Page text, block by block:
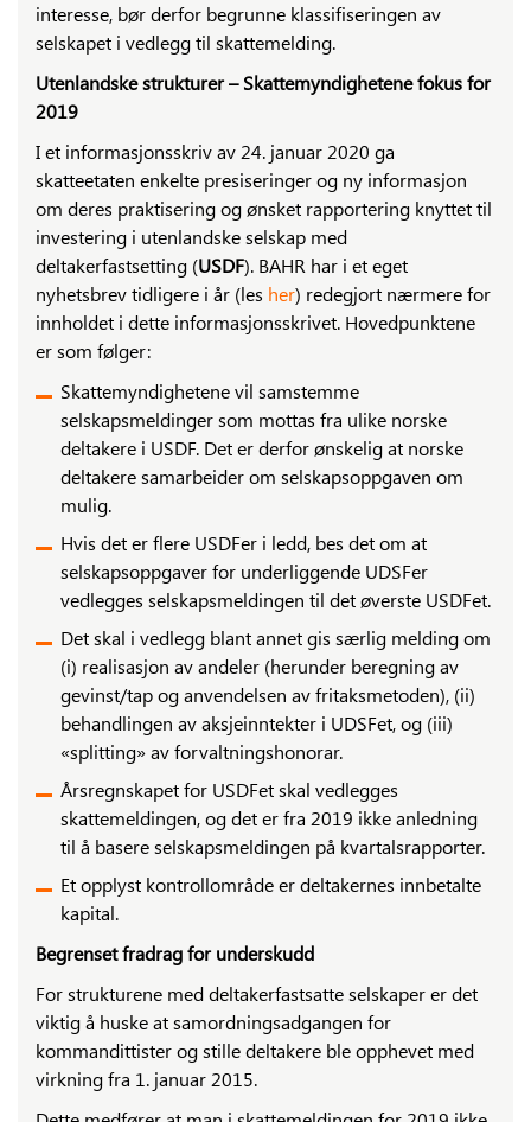
interesse, bør derfor begrunne klassifiseringen av
selskapet i vedlegg til skattemelding.
Utenlandske strukturer – Skattemyndighetene fokus for
2019
I et informasjonsskriv av 24. januar 2020 ga
skatteetaten enkelte presiseringer og ny informasjon
om deres praktisering og ønsket rapportering knyttet til
investering i utenlandske selskap med
deltakerfastsetting (USDF). BAHR har i et eget
nyhetsbrev tidligere i år (les her) redegjort nærmere for
innholdet i dette informasjonsskrivet. Hovedpunktene
er som følger:
Skattemyndighetene vil samstemme
selskapsmeldinger som mottas fra ulike norske
deltakere i USDF. Det er derfor ønskelig at norske
deltakere samarbeider om selskapsoppgaven om
mulig.
Hvis det er flere USDFer i ledd, bes det om at
selskapsoppgaver for underliggende UDSFer
vedlegges selskapsmeldingen til det øverste USDFet.
Det skal i vedlegg blant annet gis særlig melding om
(i) realisasjon av andeler (herunder beregning av
gevinst/tap og anvendelsen av fritaksmetoden), (ii)
behandlingen av aksjeinntekter i UDSFet, og (iii)
«splitting» av forvaltningshonorar.
Årsregnskapet for USDFet skal vedlegges
skattemeldingen, og det er fra 2019 ikke anledning
til å basere selskapsmeldingen på kvartalsrapporter.
Et opplyst kontrollområde er deltakernes innbetalte
kapital.
Begrenset fradrag for underskudd
For strukturene med deltakerfastsatte selskaper er det
viktig å huske at samordningsadgangen for
kommandittister og stille deltakere ble opphevet med
virkning fra 1. januar 2015.